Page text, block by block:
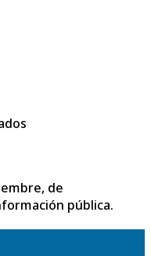
de
pública.